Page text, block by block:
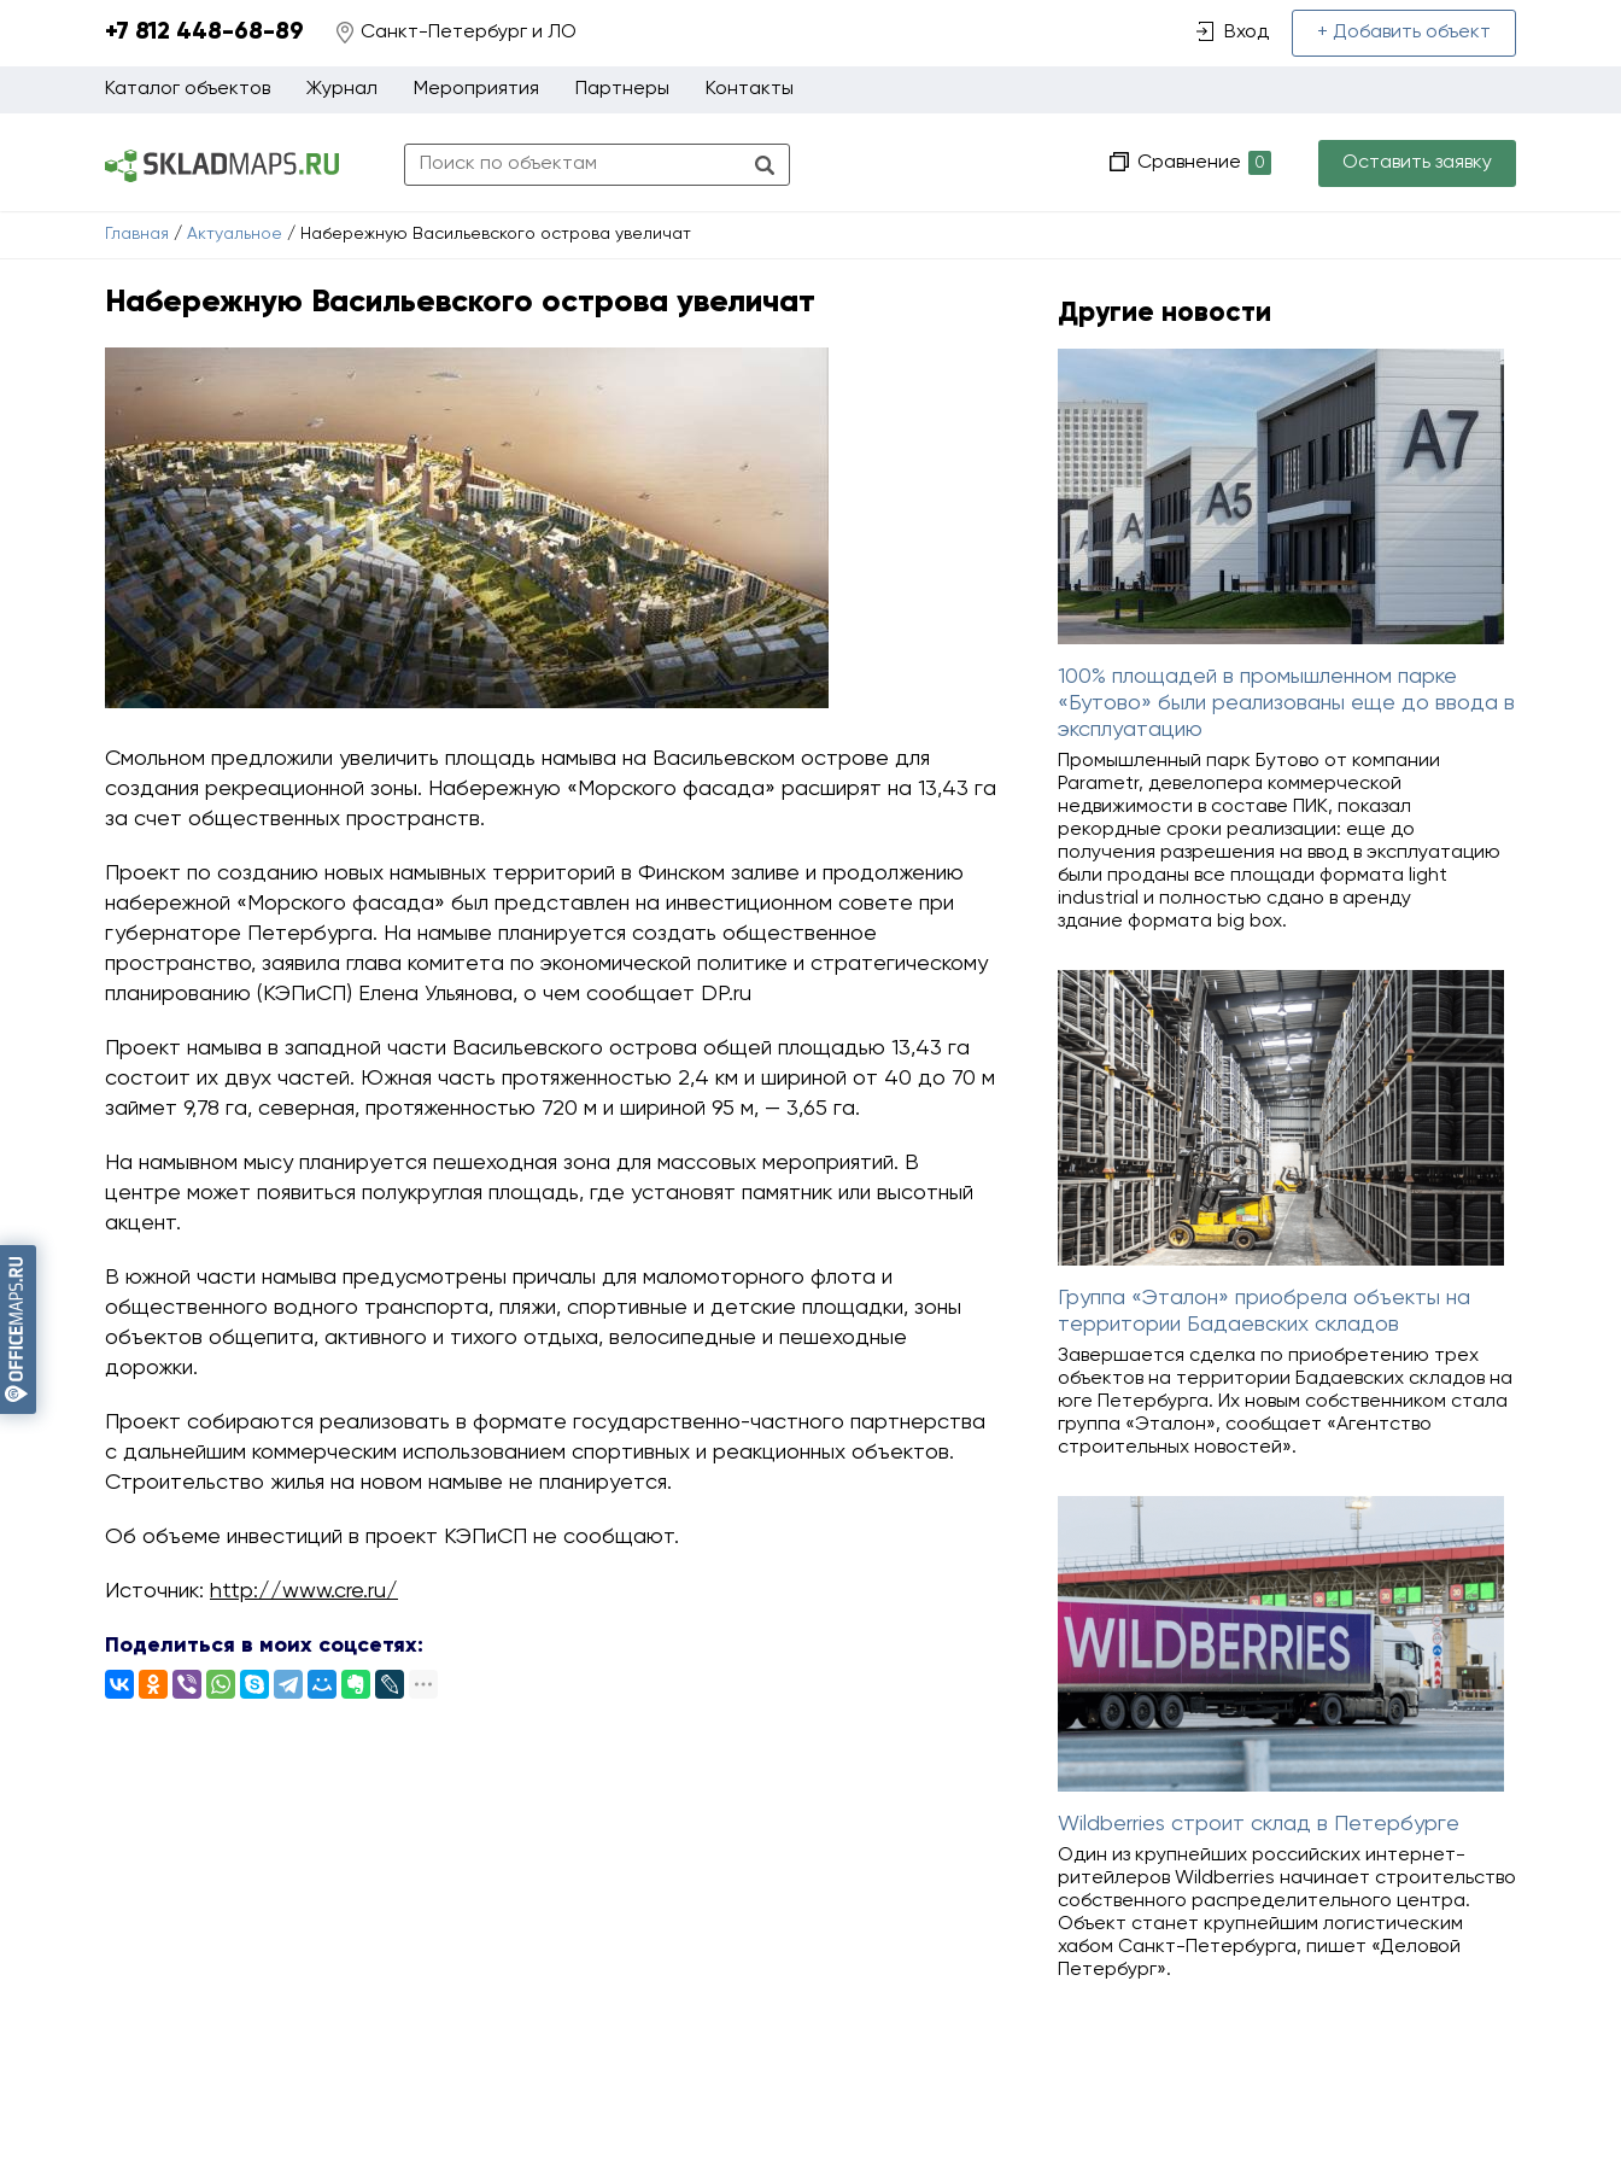
+7 812 448-68-89 Санкт-Петербург и ЛО Вход + Добавить объект
Каталог объектов Журнал Мероприятия Партнеры Контакты
Сравнение 0 Оставить заявку
Главная / Актуальное / Набережную Васильевского острова увеличат
Набережную Васильевского острова увеличат
Смольном предложили увеличить площадь намыва на Васильевском острове для
создания рекреационной зоны. Набережную «Морского фасада» расширят на 13,43 га
за счет общественных пространств.
Проект по созданию новых намывных территорий в Финском заливе и продолжению
набережной «Морского фасада» был представлен на инвестиционном совете при
губернаторе Петербурга. На намыве планируется создать общественное
пространство, заявила глава комитета по экономической политике и стратегическому
планированию (КЭПиСП) Елена Ульянова, о чем сообщает DP.ru
Проект намыва в западной части Васильевского острова общей площадью 13,43 га
состоит их двух частей. Южная часть протяженностью 2,4 км и шириной от 40 до 70 м
займет 9,78 га, северная, протяженностью 720 м и шириной 95 м, — 3,65 га.
На намывном мысу планируется пешеходная зона для массовых мероприятий. В
центре может появиться полукруглая площадь, где установят памятник или высотный
акцент.
В южной части намыва предусмотрены причалы для маломоторного флота и
общественного водного транспорта, пляжи, спортивные и детские площадки, зоны
объектов общепита, активного и тихого отдыха, велосипедные и пешеходные
дорожки.
Проект собираются реализовать в формате государственно-частного партнерства
с дальнейшим коммерческим использованием спортивных и реакционных объектов.
Строительство жилья на новом намыве не планируется.
Об объеме инвестиций в проект КЭПиСП не сообщают.
Источник: http://www.cre.ru/
Поделиться в моих соцсетях:
Другие новости
100% площадей в промышленном парке
«Бутово» были реализованы еще до ввода в
эксплуатацию
Промышленный парк Бутово от компании
Parametr, девелопера коммерческой
недвижимости в составе ПИК, показал
рекордные сроки реализации: еще до
получения разрешения на ввод в эксплуатацию
были проданы все площади формата light
industrial и полностью сдано в аренду
здание формата big box.
Группа «Эталон» приобрела объекты на
территории Бадаевских складов
Завершается сделка по приобретению трех
объектов на территории Бадаевских складов на
юге Петербурга. Их новым собственником стала
группа «Эталон», сообщает «Агентство
строительных новостей».
Wildberries строит склад в Петербурге
Один из крупнейших российских интернет-
ритейлеров Wildberries начинает строительство
собственного распределительного центра.
Объект станет крупнейшим логистическим
хабом Санкт-Петербурга, пишет «Деловой
Петербург».